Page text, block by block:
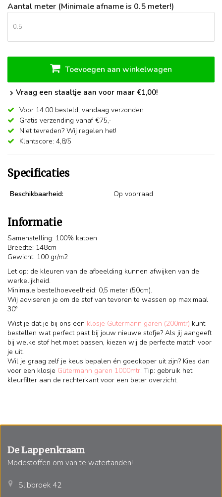
Aantal meter (Minimale afname is 0.5 meter!)
Toevoegen aan winkelwagen
Vraag een staaltje aan voor maar €1,00!
Voor 14:00 besteld, vandaag verzonden
Gratis verzending vanaf €75,-
Niet tevreden? Wij regelen het!
Klantscore: 4,8/5
Specificaties
Beschikbaarheid: Op voorraad
Informatie
Samenstelling: 100% katoen
Breedte: 148cm
Gewicht: 100 gr/m2
Let op: de kleuren van de afbeelding kunnen afwijken van de
werkelijkheid.
Minimale bestelhoeveelheid: 0,5 meter (50cm).
Wij adviseren je om de stof van tevoren te wassen op maximaal
30°
Wist je dat je bij ons een klosje Gütermann garen (200mtr) kunt
bestellen wat perfect past bij jouw nieuwe stofje? Als jij aangeeft
bij welke stof het moet passen, kiezen wij de perfecte match voor
je uit.
Wil je graag zelf je keus bepalen én goedkoper uit zijn? Kies dan
voor een klosje Gütermann garen 1000mtr. Tip: gebruik het
kleurfilter aan de rechterkant voor een beter overzicht.
De Lappenkraam
Modestoffen om van te watertanden!
Slibbroek 42